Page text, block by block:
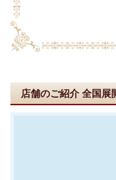
店舗のご紹介 全国展